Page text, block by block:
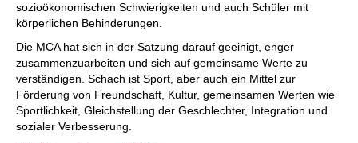
sozioökonomischen Schwierigkeiten und auch Schüler mit
körperlichen Behinderungen.
Die MCA hat sich in der Satzung darauf geeinigt, enger
zusammenzuarbeiten und sich auf gemeinsame Werte zu
verständigen. Schach ist Sport, aber auch ein Mittel zur
Förderung von Freundschaft, Kultur, gemeinsamen Werten wie
Sportlichkeit, Gleichstellung der Geschlechter, Integration und
sozialer Verbesserung.